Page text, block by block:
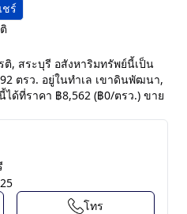
ชร์
ติ, สระบุรี อสังหาริมทรัพย์นี้เป็น
ตรว. อยู่ในทำเล เขาดินพัฒนา,
ด้ที่ราคา ฿8,562 (฿0/ตรว.) ขาย
โทร